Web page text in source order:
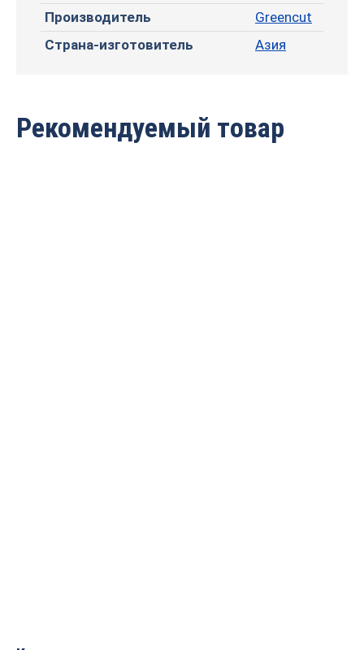
Производитель
Greencut
Страна-изготовитель
Азия
Рекомендуемый товар